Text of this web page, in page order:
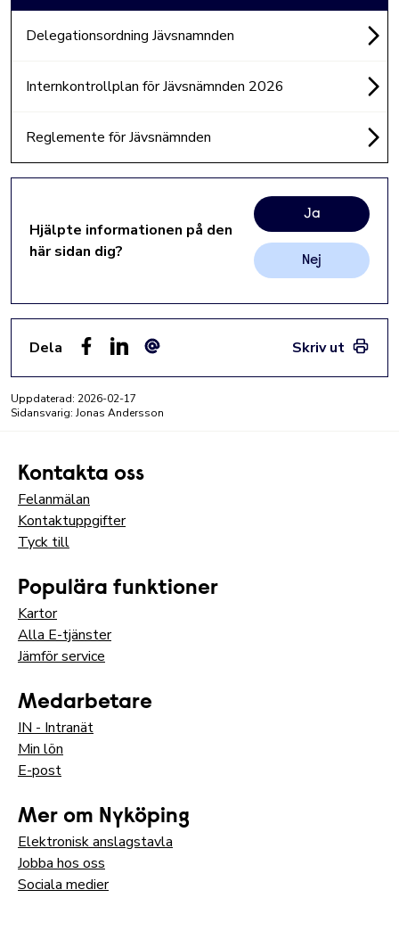
Delegationsordning Jävsnamnden
Internkontrollplan för Jävsnämnden 2026
Reglemente för Jävsnämnden
Hjälpte informationen på den
här sidan dig?
Ja
Nej
Dela
Skriv ut
Uppdaterad: 2026-02-17
Sidansvarig: Jonas Andersson
Kontakta oss
Felanmälan
Kontaktuppgifter
Tyck till
Populära funktioner
Kartor
Alla E-tjänster
Jämför service
Medarbetare
IN - Intranät
Min lön
E-post
Mer om Nyköping
Elektronisk anslagstavla
Jobba hos oss
Sociala medier